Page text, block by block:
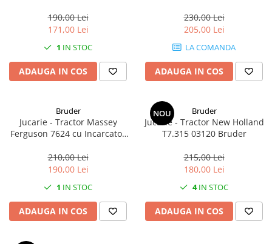
190,00 Lei
171,00 Lei
1 IN STOC
ADAUGA IN COS
230,00 Lei
205,00 Lei
LA COMANDA
ADAUGA IN COS
Bruder
Jucarie - Tractor Massey
Ferguson 7624 cu Incarcator
210,00 Lei
190,00 Lei
1 IN STOC
ADAUGA IN COS
NOU Bruder
Jucarie - Tractor New Holland
T7.315 03120 Bruder
215,00 Lei
180,00 Lei
4IN STOC
ADAUGA IN COS